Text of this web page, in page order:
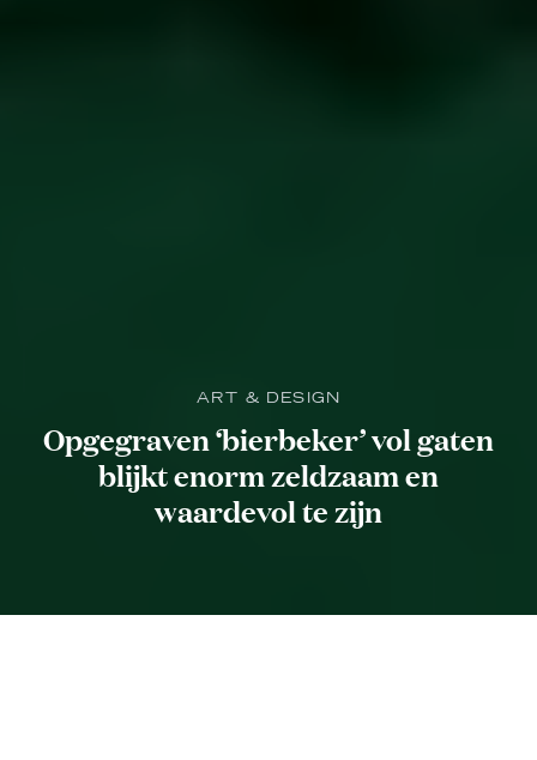
ART & DESIGN
Opgegraven ‘bierbeker’ vol gaten
blijkt enorm zeldzaam en
waardevol te zijn